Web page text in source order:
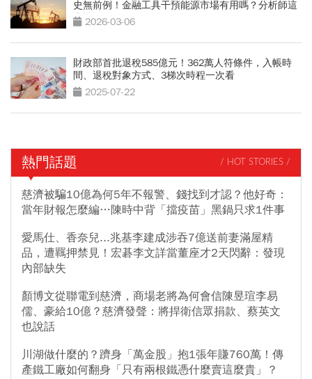
史無前例！金融工具干預能源市場有用嗎？分析師這
麼說2026-03-06
財政部首批退稅585億元！362萬人符條件，入帳時
間、退稅對象方式、3梯次時程一次看
2025-07-22
熱門話題 / HOT STORIES /
慈濟被騙10億為何5年不報警、錢找到才認？他好奇：
當年財報怎麼編…陳時中背「擋疫苗」黑鍋只求1件事
愛馬仕、香奈兒...兆基李建成涉吞7億送前妻滿屋精
品，遭羈押禁見！宏碁李文詳當董座才2天閃辭：發現
內部缺失
顏博文從聯電到慈濟，商場老將為何會信陳昱瑄李易
儒、豪給10億？慈濟發聲：將捍衛信眾捐款、蔡英文
也說話
川湖做什麼的？躋身「萬金股」抱1張年賺760萬！傳
產鐵工廠如何翻身「只有兩根鐵憑什麼賣這麼貴」？